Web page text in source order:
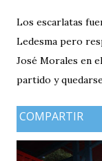
Los escarlatas
Ledesma pero
José Morales en
partido y
COMPARTIR